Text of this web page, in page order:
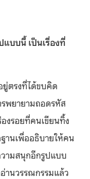
บบนี้ เป็นเรื่องที่
ยู่ตรงที่ได้ขบคิด
พยายามถอดรหัส
งรอยที่คนเขียนทิ้ง
านเพื่ออธิบายให้คน
วามสนุกอีกรูปแบบ
านวรรณกรรมแล้ว